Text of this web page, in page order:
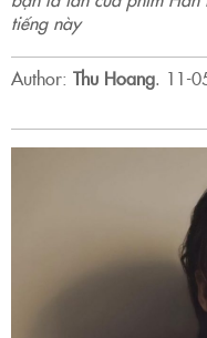
tiếng này
Author: Thu Hoang. 11-